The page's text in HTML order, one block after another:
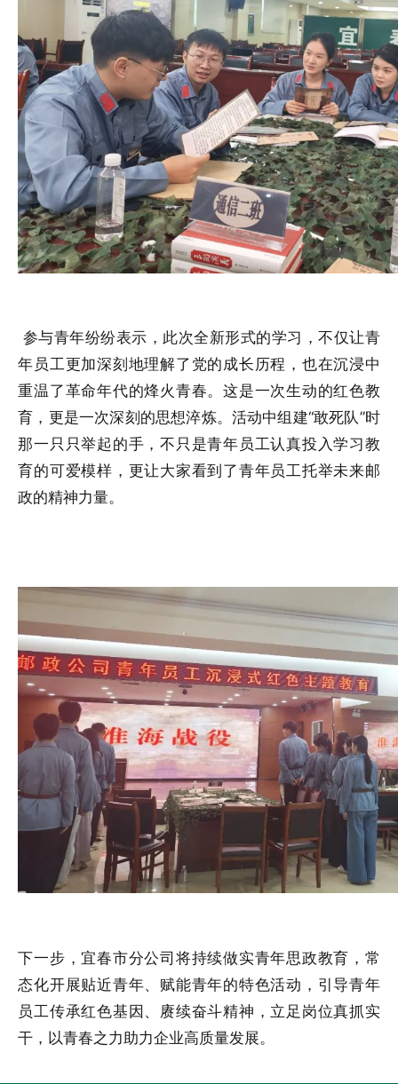
参与青年纷纷表示，此次全新形式的学习，不仅让青
年员工更加深刻地理解了党的成长历程，也在沉浸中
重温了革命年代的烽火青春。这是一次生动的红色教
育，更是一次深刻的思想淬炼。活动中组建“敢死队”时
那一只只举起的手，不只是青年员工认真投入学习教
育的可爱模样，更让大家看到了青年员工托举未来邮
政的精神力量。
下一步，宜春市分公司将持续做实青年思政教育，常
态化开展贴近青年、赋能青年的特色活动，引导青年
员工传承红色基因、赓续奋斗精神，立足岗位真抓实
干，以青春之力助力企业高质量发展。